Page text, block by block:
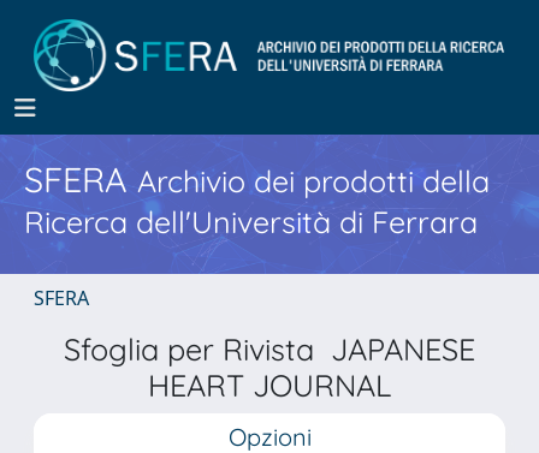
SFERA Archivio dei prodotti della
Ricerca dell'Università di Ferrara
SFERA
Sfoglia per Rivista JAPANESE
HEART JOURNAL
Opzioni